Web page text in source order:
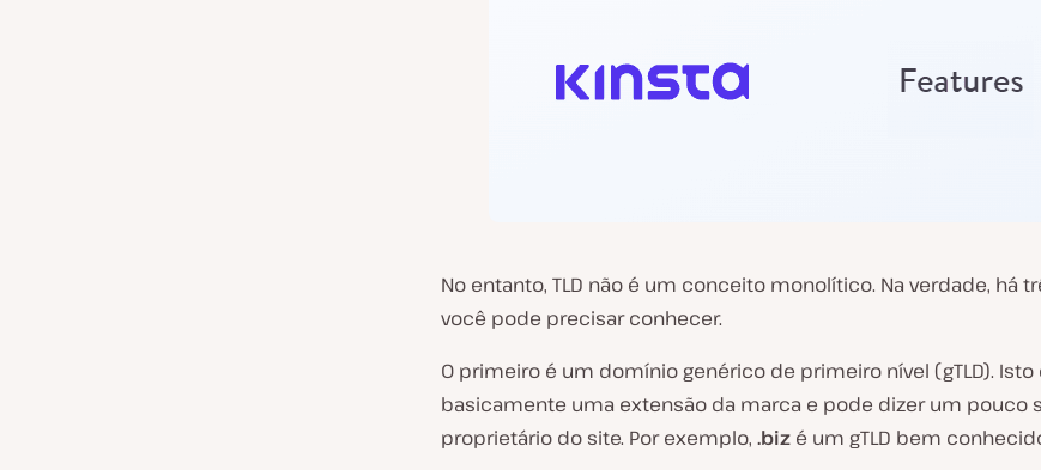
No entanto, TLD não é um conceito monolítico. Na verdade, há
você pode precisar conhecer.
O primeiro é um domínio genérico de primeiro nível (gTLD). Isto
basicamente uma extensão da marca e pode dizer um pouco
proprietário do site. Por exemplo, .biz é um gTLD bem